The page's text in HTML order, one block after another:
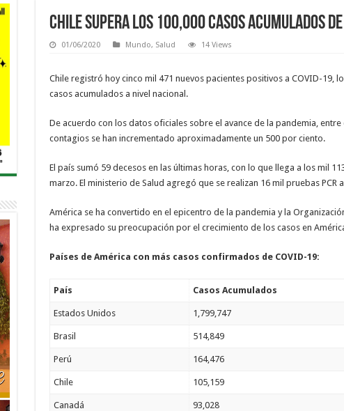
Chile supera los 100,000 casos acumulados de
01/06/2020 Mundo, Salud 14 Views
Chile registró hoy cinco mil 471 nuevos pacientes positivos a COVID-19,
casos acumulados a nivel nacional.
De acuerdo con los datos oficiales sobre el avance de la pandemia, entre
contagios se han incrementado aproximadamente un 500 por ciento.
El país sumó 59 decesos en las últimas horas, con lo que llega a los mil
marzo. El ministerio de Salud agregó que se realizan 16 mil pruebas PCR
América se ha convertido en el epicentro de la pandemia y la
ha expresado su preocupación por el crecimiento de los casos en
Países de América con más casos confirmados de COVID-19:
País Casos Acumulados
Estados Unidos 1,799,747
Brasil 514,849
Perú 164,476
Chile 105,159
Canadá 93,028